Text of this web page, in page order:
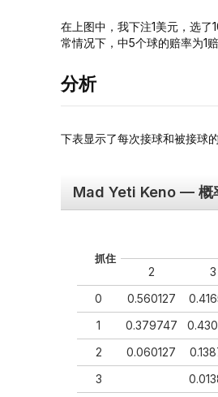
在上图中，我下注1美元，选了
常情况下，中5个球的赔率为1
分析
下表显示了每次接球和被接球的
Mad Yeti Keno — 概
抓住
2 3
0
0.560127
1
0.379747
2
0.060127
3